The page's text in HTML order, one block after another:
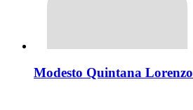
Modesto Quintana Lorenzo